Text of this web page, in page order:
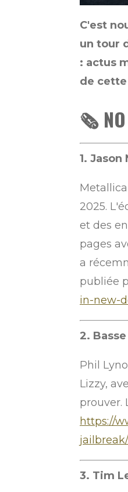
C'est
un tour
: actus
de cette
🗞️ NO
1.
2025.
et des
pages
a
publiée
in-new-
2.
Phil
Lizzy,
prouver.
https://
jailbreak/
3. Tim